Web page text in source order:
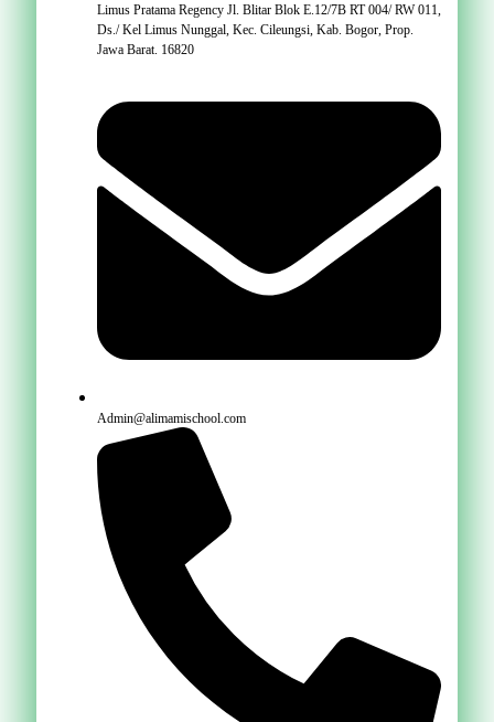
Limus Pratama Regency Jl. Blitar Blok E.12/7B RT 004/ RW 011,
Ds./ Kel Limus Nunggal, Kec. Cileungsi, Kab. Bogor, Prop.
Jawa Barat. 16820
Admin@alimamischool.com